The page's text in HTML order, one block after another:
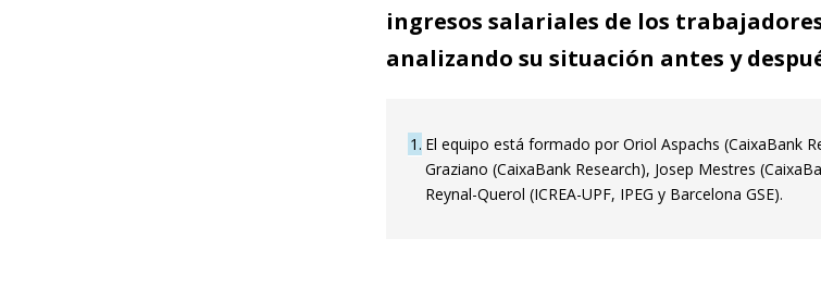
ingresos salariales de los
analizando su situación antes y
1 El equipo está formado por Oriol Aspachs (CaixaBank
Graziano (CaixaBank Research), Josep Mestres
Reynal-Querol (ICREA-UPF, IPEG y Barcelona GSE).